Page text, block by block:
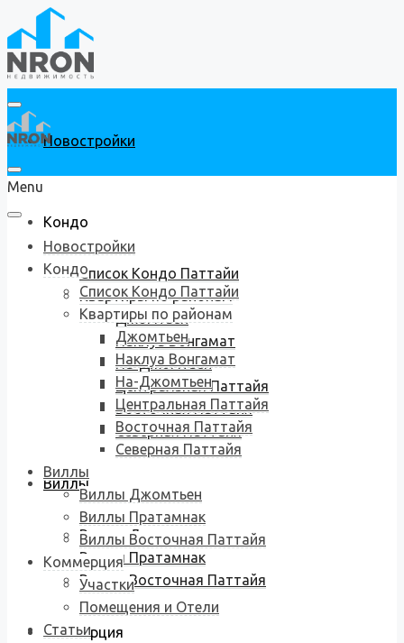
Новостройки
Кондо
Список Кондо Паттайи
Квартиры по районам
Джомтьен
Наклуа Вонгамат
На-Джомтьен
Центральная Паттайя
Восточная Паттайя
Северная Паттайя
Виллы
Виллы Джомтьен
Виллы Пратамнак
Виллы Восточная Паттайя
Коммерция
Menu
Новостройки
Кондо
Список Кондо Паттайи
Квартиры по районам
Джомтьен
Наклуа Вонгамат
На-Джомтьен
Центральная Паттайя
Восточная Паттайя
Северная Паттайя
Виллы
Виллы Джомтьен
Виллы Пратамнак
Виллы Восточная Паттайя
Коммерция
Участки
Помещения и Отели
Статьи